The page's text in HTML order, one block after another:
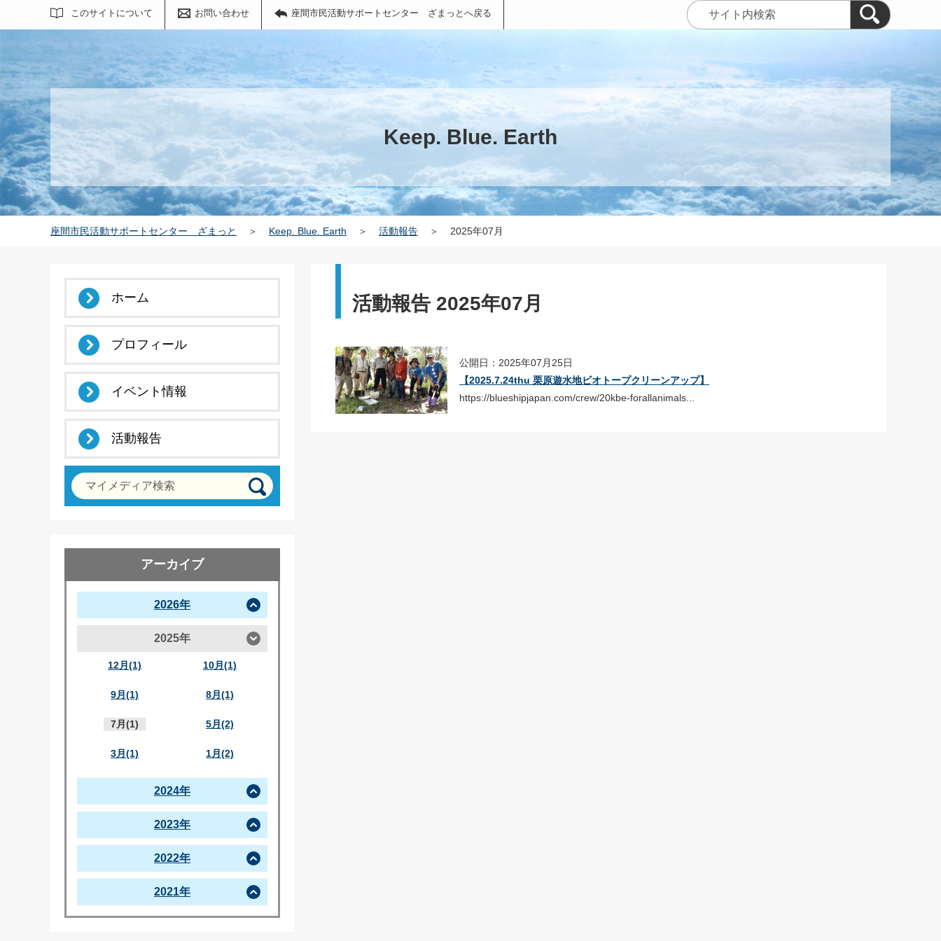
このサイトについて お問い合わせ 座間市民活動サポートセンター ざまっとへ戻る
サイト内検索
Keep. Blue. Earth
座間市民活動サポートセンター ざまっと ＞ Keep. Blue. Earth ＞ 活動報告 ＞ 2025年07月
活動報告 2025年07月
公開日：2025年07月25日
【2025.7.24thu 栗原遊水地ビオトープクリーンアップ】
https://blueshipjapan.com/crew/20kbe-forallanimals...
ホーム
プロフィール
イベント情報
活動報告
マイメディア検索
アーカイブ
2026年
2025年
12月(1) 10月(1)
9月(1) 8月(1)
7月(1) 5月(2)
3月(1) 1月(2)
2024年
2023年
2022年
2021年